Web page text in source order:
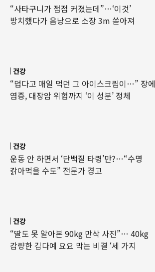
“사타구니가 점점 커졌는데”…‘이것’
방치했다가 음낭으로 소장 3m 쏟아져
건강
“덥다고 매일 먹던 그 아이스크림이…” 장에
염증, 대장암 위험까지 ‘이 성분’ 정체
건강
운동 안 하면서 ‘단백질 타령’만?…“수명
갉아먹을 수도” 전문가 경고
건강
“딸도 못 알아본 90kg 만삭 사진”… 40kg
감량한 김다예 요요 막는 비결 ‘세 가지